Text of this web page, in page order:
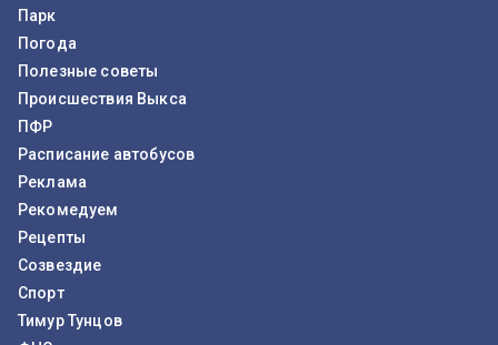
Парк
Погода
Полезные советы
Происшествия Выкса
ПФР
Расписание автобусов
Реклама
Рекомедуем
Рецепты
Созвездие
Спорт
Тимур Тунцов